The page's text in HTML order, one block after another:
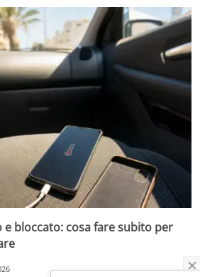
bloccato: cosa fare subito per